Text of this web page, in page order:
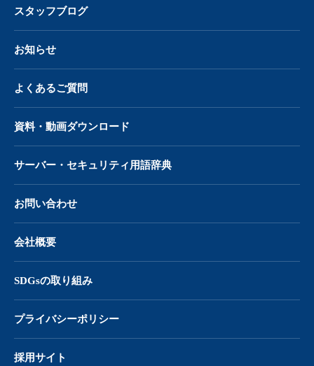
スタッフブログ
お知らせ
よくあるご質問
資料・動画ダウンロード
サーバー・ セキュリティ用語辞典
お問い合わせ
会社概要
SDGsの取り組み
プライバシーポリシー
採用サイト